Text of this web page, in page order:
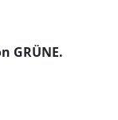
GRÜNE.